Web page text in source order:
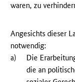
waren, zu
Angesichts dieser
notwendig:
a)
Die
die an